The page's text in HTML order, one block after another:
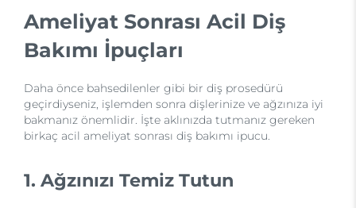
Ameliyat Sonrası Acil Diş
Bakımı İpuçları
Daha önce bahsedilenler gibi bir diş prosedürü
geçirdiyseniz, işlemden sonra dişlerinize ve ağzınıza iyi
bakmanız önemlidir. İşte aklınızda tutmanız gereken
birkaç acil ameliyat sonrası diş bakımı ipucu.
1. Ağzınızı Temiz Tutun